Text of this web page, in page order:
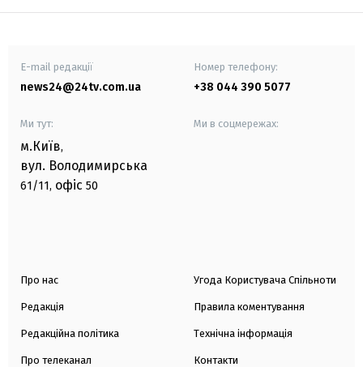
E-mail редакції
news24@24tv.com.ua
Номер телефону:
+38 044 390 5077
Ми тут:
м.Київ,
вул. Володимирська
61/11, офіс 50
Ми в соцмережах:
Про нас
Редакція
Редакційна політика
Про телеканал
Угода Користувача Спільноти
Правила коментування
Технічна інформація
Контакти